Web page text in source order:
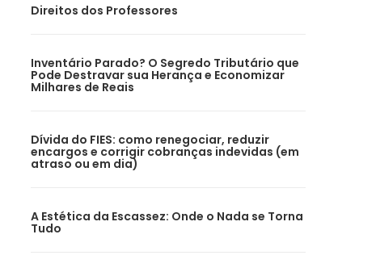
Direitos dos Professores
Inventário Parado? O Segredo Tributário que
Pode Destravar sua Herança e Economizar
Milhares de Reais
Dívida do FIES: como renegociar, reduzir
encargos e corrigir cobranças indevidas (em
atraso ou em dia)
A Estética da Escassez: Onde o Nada se Torna
Tudo